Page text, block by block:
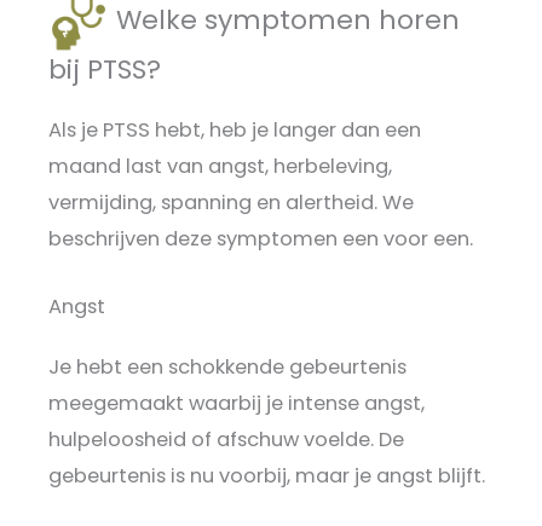
Welke symptomen horen
bij PTSS?
Als je PTSS hebt, heb je langer dan een
maand last van angst, herbeleving,
vermijding, spanning en alertheid. We
beschrijven deze symptomen een voor een.
Angst
Je hebt een schokkende gebeurtenis
meegemaakt waarbij je intense angst,
hulpeloosheid of afschuw voelde. De
gebeurtenis is nu voorbij, maar je angst blijft.